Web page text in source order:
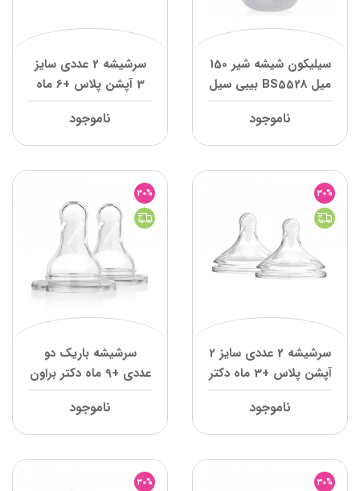
سیلیکون شیشه شیر 150
میل BS5528 بیبی سیل
ناموجود
سرشیشه 2 عددی سایز
3 آپشن پلاس +6 ماه
دکتر براون
ناموجود
30%
سرشیشه 2 عددی سایز 2
آپشن پلاس +3 ماه دکتر
براون
ناموجود
30%
سرشیشه باریک دو
عددی +9 ماه دکتر براون
ناموجود
30%
30%